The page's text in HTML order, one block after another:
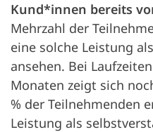
Kund*innen bereits
Mehrzahl der
eine solche Leistung
ansehen. Bei
Monaten zeigt sich
% der Teilnehmenden
Leistung als